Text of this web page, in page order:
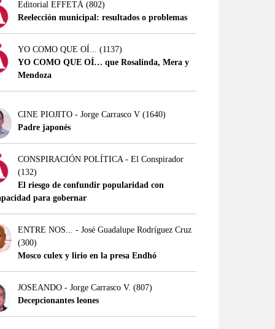
Editorial EFFETÁ (802)
Reelección municipal: resultados o problemas
YO COMO QUE OÍ... (1137)
YO COMO QUE OÍ… que Rosalinda, Mera y
Mendoza
CINE PIOJITO - Jorge Carrasco V (1640)
Padre japonés
CONSPIRACIÓN POLÍTICA - El Conspirador
(132)
El riesgo de confundir popularidad con
para gobernar
ENTRE NOS... - José Guadalupe Rodríguez Cruz
(300)
Mosco culex y lirio en la presa Endhó
JOSEANDO - Jorge Carrasco V. (807)
Decepcionantes leones